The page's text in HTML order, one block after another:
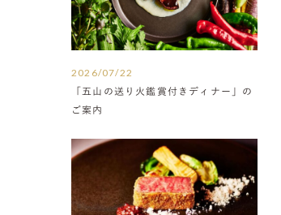
2026/07/22
「五山の送り火鑑賞付きディナー」の
ご案内